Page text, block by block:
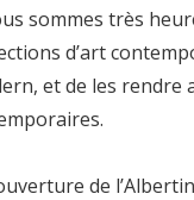
sommes très
d’art
et de les
de